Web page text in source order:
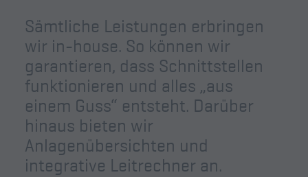
Sämtliche Leistungen erbringen
wir in-house. So können wir
garantieren, dass Schnittstellen
funktionieren und alles „aus
einem Guss“ entsteht. Darüber
hinaus bieten wir
Anlagenübersichten und
integrative Leitrechner an.